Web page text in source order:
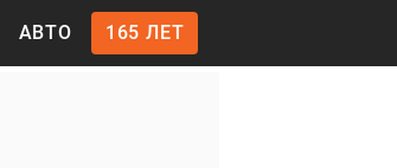
АВТО 165 ЛЕТ